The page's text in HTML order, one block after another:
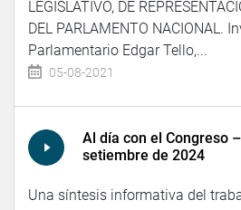
LEGISLATIVO, DE
DEL PARLAMENTO NACIONAL.
Parlamentario Edgar Tello,...
05-08-2021
Al día con el Congreso
setiembre de 2024
Una síntesis informativa del